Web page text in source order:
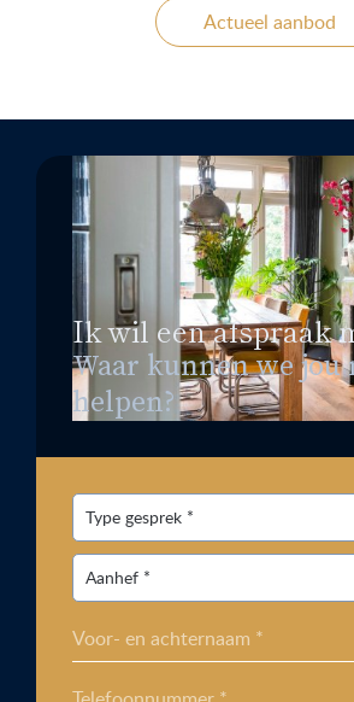
Actueel aanbod
Ik wil een afspraak
Waar kunnen we jou
helpen?
Voor- en achternaam *